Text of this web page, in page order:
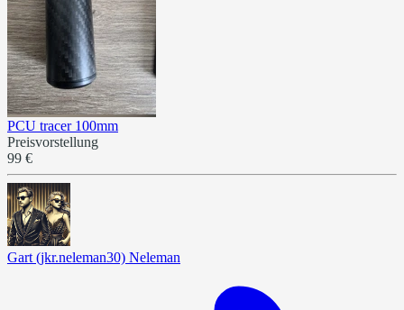
PCU tracer 100mm
Preisvorstellung
99 €
Gart (jkr.neleman30) Neleman